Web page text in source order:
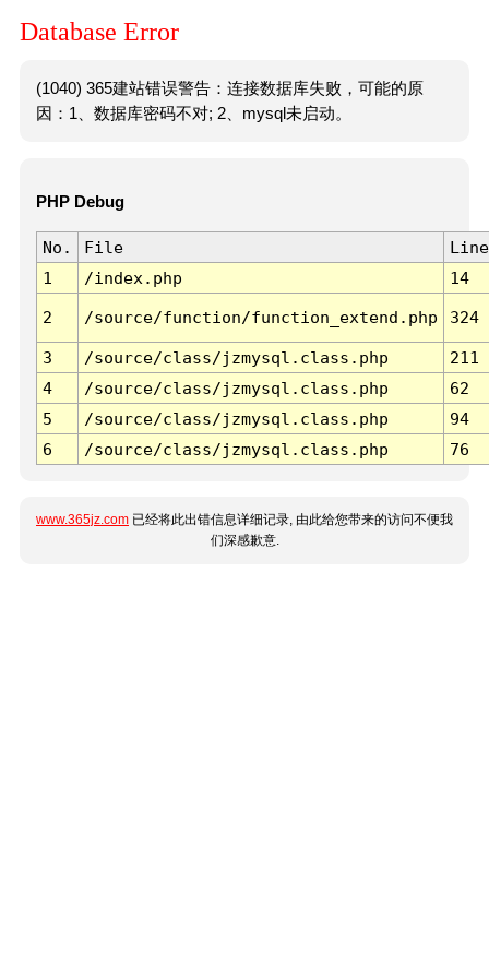
Database Error
(1040) 365建站错误警告：连接数据库失败，可能的原
因：1、数据库密码不对; 2、mysql未启动。
PHP Debug
No. File
Line
1
/index.php 14
2 /source/function/function_extend.php 324
3 /source/class/jzmysql.class.php
211
4
/source/class/jzmysql.class.php
62
5
/source/class/jzmysql.class.php
94
6
/source/class/jzmysql.class.php 76
www.365jz.com 已经将此出错信息详细记录, 由此给您带来的访问不便我
们深感歉意.